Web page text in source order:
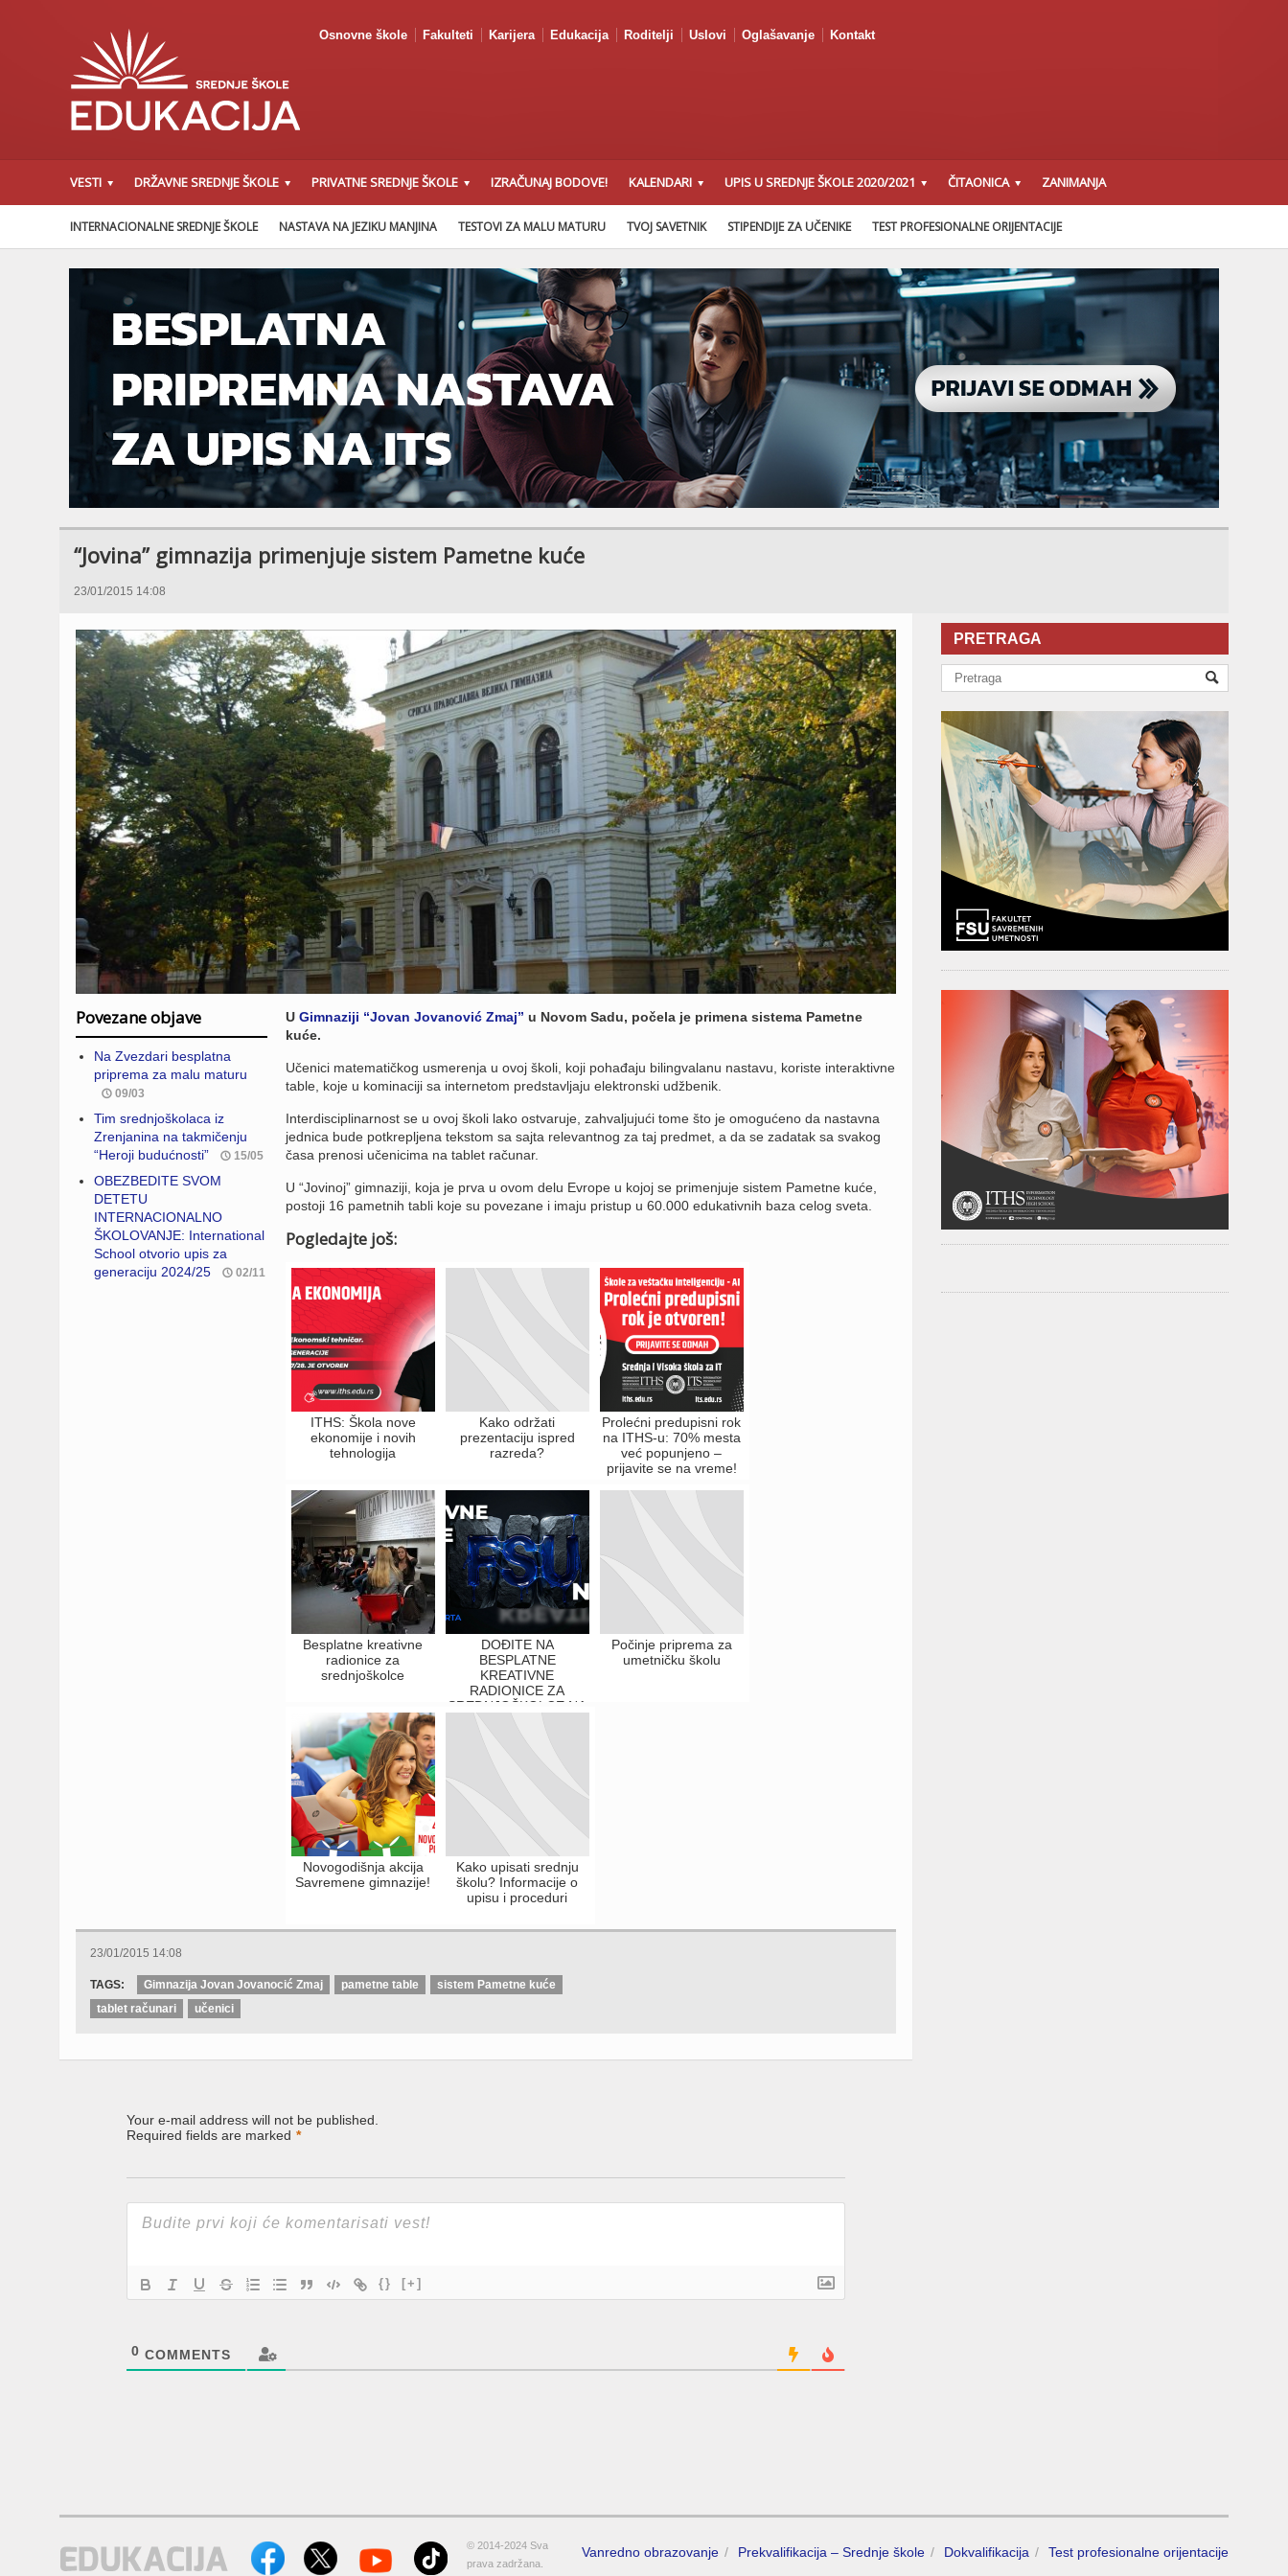
Osnovne škole Fakulteti Karijera Edukacija Roditelji Uslovi Oglašavanje Kontakt
VESTI DRŽAVNE SREDNJE ŠKOLE PRIVATNE SREDNJE ŠKOLE IZRAČUNAJ BODOVE! KALENDARI UPIS U SREDNJE ŠKOLE 2020/2021 ČITAONICA ZANIMANJA
INTERNACIONALNE SREDNJE ŠKOLE NASTAVA NA JEZIKU MANJINA TESTOVI ZA MALU MATURU TVOJ SAVETNIK STIPENDIJE ZA UČENIKE TEST PROFESIONALNE ORIJENTACIJE
“Jovina” gimnazija primenjuje sistem Pametne kuće
23/01/2015 14:08
Povezane objave
Na Zvezdari besplatna
priprema za malu maturu
09/03
Tim srednjoškolaca iz
Zrenjanina na takmičenju
“Heroji budućnosti”
15/05
OBEZBEDITE SVOM
DETETU
INTERNACIONALNO
ŠKOLOVANJE: International
School otvorio upis za
generaciju 2024/25
02/11
U Gimnaziji “Jovan Jovanović Zmaj” u Novom Sadu, počela je primena sistema Pametne
kuće.
Učenici matematičkog usmerenja u ovoj školi, koji pohađaju bilingvalanu nastavu, koriste interaktivne
table, koje u kominaciji sa internetom predstavljaju elektronski udžbenik.
Interdisciplinarnost se u ovoj školi lako ostvaruje, zahvaljujući tome što je omogućeno da nastavna
jednica bude potkrepljena tekstom sa sajta relevantnog za taj predmet, a da se zadatak sa svakog
časa prenosi učenicima na tablet računar.
U “Jovinoj” gimnaziji, koja je prva u ovom delu Evrope u kojoj se primenjuje sistem Pametne kuće,
postoji 16 pametnih tabli koje su povezane i imaju pristup u 60.000 edukativnih baza celog sveta.
Pogledajte još:
ITHS: Škola nove
ekonomije i novih
tehnologija
Kako održati
prezentaciju ispred
razreda?
Prolećni predupisni rok
na ITHS-u: 70% mesta
već popunjeno –
prijavite se na vreme!
Besplatne kreativne
radionice za
srednjoškolce
DOĐITE NA
BESPLATNE
KREATIVNE
RADIONICE ZA
SREDNJOŠKOLCE NA
FSU
Počinje priprema za
umetničku školu
Novogodišnja akcija
Savremene gimnazije!
Kako upisati srednju
školu? Informacije o
upisu i proceduri
23/01/2015 14:08
TAGS: Gimnazija Jovan Jovanocić Zmaj pametne table
sistem Pametne kuće
tablet računari
učenici
Your e-mail address will not be published.
Required fields are marked *
{} [+]
0 COMMENTS
PRETRAGA
Vanredno obrazovanje Prekvalifikacija – Srednje škole Dokvalifikacija Test profesionalne orijentacije
© 2014-2024 Sva
prava zadržana.